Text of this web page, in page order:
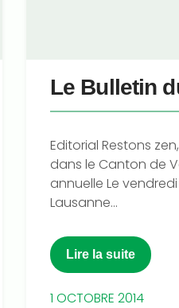
Le Bulletin
Editorial Restons
dans le Canton de
annuelle Le
Lausanne...
Lire la suite
1 OCTOBRE 2014